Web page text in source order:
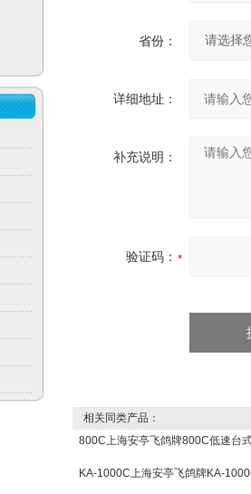
省份：
详细地址：
补充说明：
验证码：
相关同类产品：
800C上海安亭飞鸽牌800C低速台
KA-1000C上海安亭飞鸽牌KA-